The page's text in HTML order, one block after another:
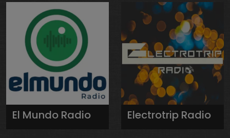
El Mundo Radio Electrotrip Radio